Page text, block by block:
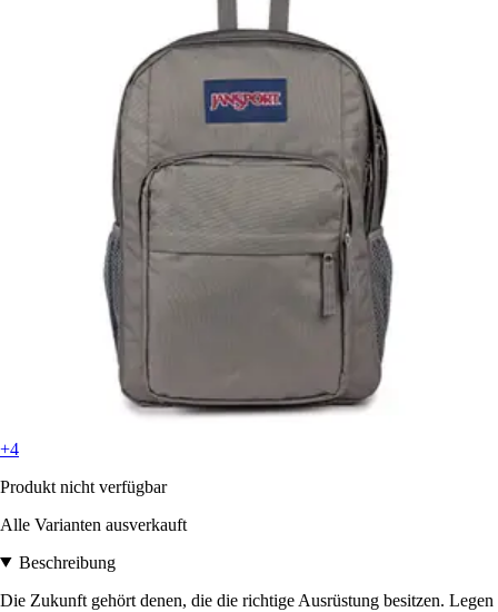
+4
Produkt nicht verfügbar
Alle Varianten ausverkauft
Beschreibung
Die Zukunft gehört denen, die die richtige Ausrüstung besitzen. Legen